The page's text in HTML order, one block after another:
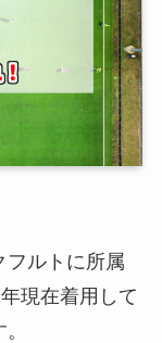
フルトに所属
現在着用して